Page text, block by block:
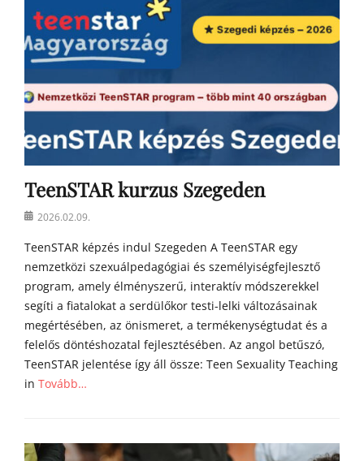
TeenSTAR kurzus Szegeden
Posted2026.02.09.
TeenSTAR képzés indul Szegeden A TeenSTAR egy
nemzetközi szexuálpedagógiai és személyiségfejlesztő
program, amely élményszerű, interaktív módszerekkel
segíti a fiatalokat a serdülőkor testi-lelki változásainak
megértésében, az önismeret, a termékenységtudat és a
felelős döntéshozatal fejlesztésében. Az angol betűszó,
TeenSTAR jelentése így áll össze: Teen Sexuality Teaching
in Tovább…
í